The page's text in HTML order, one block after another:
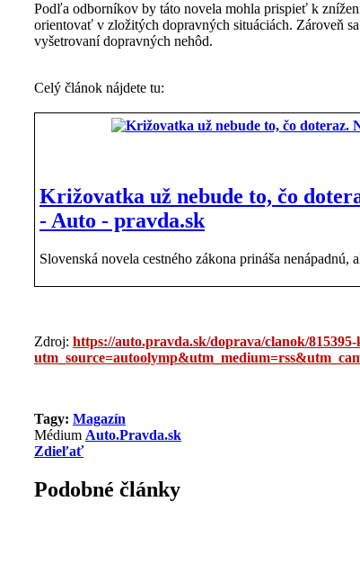
Podľa odborníkov by táto novela mohla prispieť k
orientovať v zložitých dopravných situáciách. Zároveň
vyšetrovaní dopravných nehôd.
Celý článok nájdete tu:
Križovatka už nebude to, čo
- Auto - pravda.sk
Slovenská novela cestného zákona prináša
Zdroj: https://auto.pravda.sk/doprava/clanok/
Tagy: Magazín
Médium Auto.Pravda.sk
Zdieľať
Podobné články